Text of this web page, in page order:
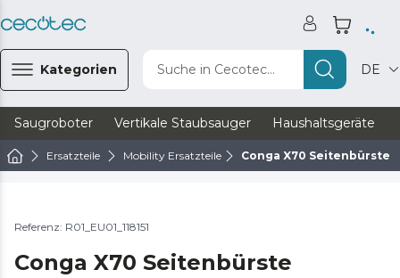
Kategorien Suche in Cecotec... DE
Saugroboter Vertikale Staubsauger Haushaltsgeräte
Ersatzteile Mobility Ersatzteile Conga X70 Seitenbürste
Referenz: R01_EU01_118151
Conga X70 Seitenbürste